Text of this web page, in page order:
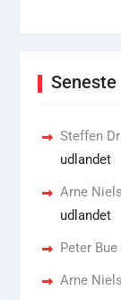
Steffen
udlandet
Arne
udlandet
Peter
Arne